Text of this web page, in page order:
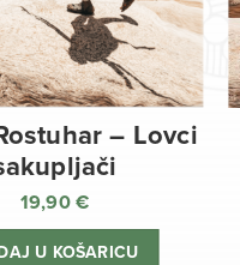
– Lovci
19,90€
U KOŠARICU